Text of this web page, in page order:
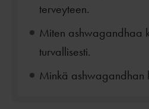
terveyteen.
Miten ashwagandhaa
turvallisesti.
Minkä ashwagandhan